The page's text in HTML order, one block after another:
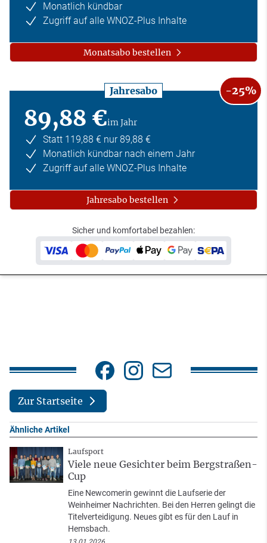
Monatlich kündbar
Zugriff auf alle WNOZ-Plus Inhalte
Monatsabo bestellen
Jahresabo -25%
89,88 €im Jahr
Statt 119,88 € nur 89,88 €
Monatlich kündbar nach einem Jahr
Zugriff auf alle WNOZ-Plus Inhalte
Jahresabo bestellen
Sicher und komfortabel bezahlen:
Zur Startseite
Ähnliche Artikel
Laufsport
Viele neue Gesichter beim Bergstraßen-
Cup
Eine Newcomerin gewinnt die Laufserie der
Weinheimer Nachrichten. Bei den Herren gelingt die
Titelverteidigung. Neues gibt es für den Lauf in
Hemsbach.